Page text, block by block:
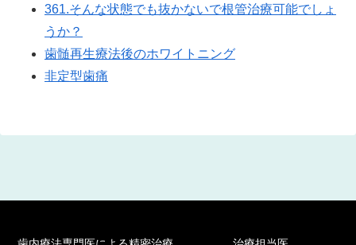
361.そんな状態でも抜かないで根管治療可能でしょ
うか？
歯髄再生療法後のホワイトニング
非定型歯痛